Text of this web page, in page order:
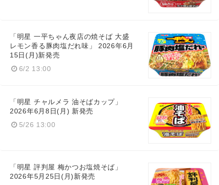
「明星 一平ちゃん夜店の焼そば 大盛
レモン香る豚肉塩だれ味」 2026年6月
15日(月)新発売
6/2 13:00
「明星 チャルメラ 油そばカップ​」
2026年6月8日(月) 新発売
5/26 13:00
「明星 評判屋 梅かつお塩焼そば​」
2026年5月25日(月)新発売